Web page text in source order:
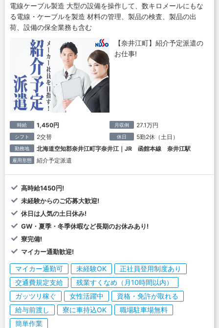
電線ケーブル製造 大型の設備を操作して、数キロメールにもな
る電線・ケーブルを製造 材料の管理、製品の検査、製品の出
荷、設備の保全業務も含む
【奈井江町】紹介予定派遣の
お仕事!
時給 1,450円 月収例 27.1万円
シフト 2交替 休日 5勤2休（土日）
勤務地 北海道空知郡奈井江町字奈井江｜JR 函館本線 奈井江駅
雇用形態 紹介予定派遣
高時給1450円!
未経験からのご応募大歓迎!
休日は人気の土日休み!
GW・夏季・冬季休暇など長期のお休みあり!
寮完備!
マイカー通勤歓迎!
マイカー通勤可 未経験OK
正社員登用制度あり
交通費規定支給
残業すくなめ（月10時間以内）
ガッツリ稼ぐ
女性活躍中
資格・免許が取れる
給与前渡し
寮に車持込OK
職場駐車場無料
簡単作業